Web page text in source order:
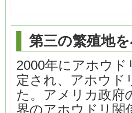
第三の繁殖地
2000年にアホウ
定され、アホウド
た。アメリカ政府
界のアホウドリ関